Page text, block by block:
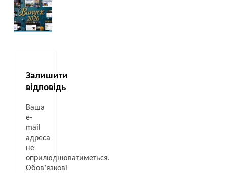
Залишити
відповідь
Ваша
e-
mail
адреса
не
оприлюднюватиметься.
Обов’язкові